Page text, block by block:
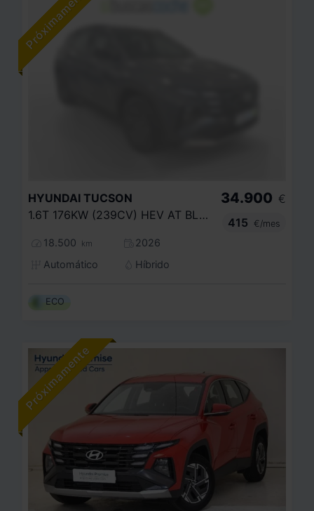
HYUNDAI TUCSON
1.6T 176KW (239CV) HEV AT BLACK LINE
18.500 km
2026
Automático
Híbrido
34.900 €
415
€/mes
ECO